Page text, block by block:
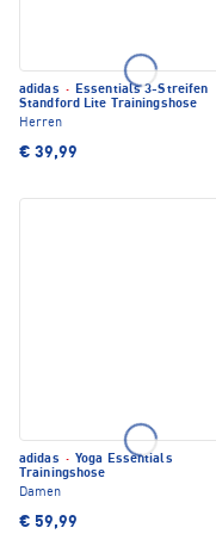
adidas · Essentials 3-Streifen
Standford Lite Trainingshose
Herren
€ 39,99
adidas · Yoga Essentials
Trainingshose
Damen
€ 59,99